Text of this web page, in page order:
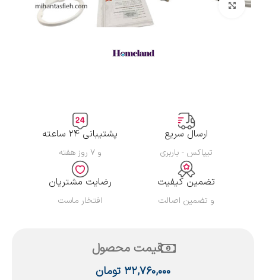
بزرگنمایی تصویر
ارسال سریع
تیپاکس - باربری
پشتیبانی ۲۴ ساعته
و ۷ روز هفته
تضمین کیفیت
و تضمین اصالت
رضایت مشتریان
افتخار ماست
قیمت محصول
۳۲,۷۶۰,۰۰۰ تومان